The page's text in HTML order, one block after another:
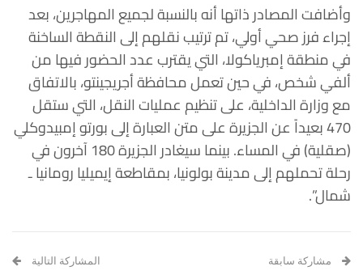
وأضافت المصادر ذاتها أنه بالنسبة لجميع المهاجرين، بعد
إجراء فرز صحي أولي، تم ترتيب نقلهم إلى النقطة الساخنة
في منطقة إمبرياكولا، التي يقترب عدد الحضور فيها من
ألفي شخص، في حين تعمل محافظة أجريجينتو، بالاتفاق
مع وزارة الداخلية، على تنظيم عمليات النقل، التي ستقل
470 بعيداً عن الجزيرة على متن العبارة إلى بورتو إمبيدوكلي
(صقلية) في المساء. بينما سيغادر الجزيرة 180 آخرون في
رحلة تحملهم إلى مدينة بولونيا، بمقاطعة إيميليا رومانيا ـ
شمال”.
مشاركة سابقة المشاركة التالية